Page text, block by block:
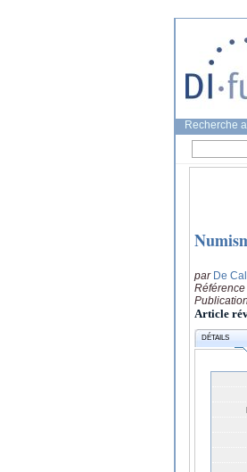
Recherche
par De
Référence
Publication
Article
DÉTAILS